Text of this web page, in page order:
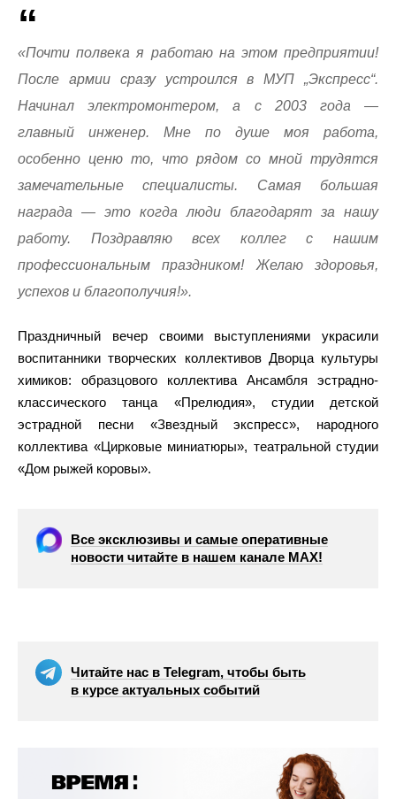
«Почти полвека я работаю на этом предприятии!
После армии сразу устроился в МУП „Экспресс“.
Начинал электромонтером, а с 2003 года —
главный инженер. Мне по душе моя работа,
особенно ценю то, что рядом со мной трудятся
замечательные специалисты. Самая большая
награда — это когда люди благодарят за нашу
работу. Поздравляю всех коллег с нашим
профессиональным праздником! Желаю здоровья,
успехов и благополучия!».
Праздничный вечер своими выступлениями украсили
воспитанники творческих коллективов Дворца культуры
химиков: образцового коллектива Ансамбля эстрадно-
классического танца «Прелюдия», студии детской
эстрадной песни «Звездный экспресс», народного
коллектива «Цирковые миниатюры», театральной студии
«Дом рыжей коровы».
Все эксклюзивы и самые оперативные
новости читайте в нашем канале МАХ!
Читайте нас в Telegram, чтобы быть
в курсе актуальных событий